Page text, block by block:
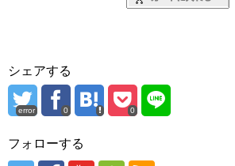
シェアする
error 0 0
フォローする